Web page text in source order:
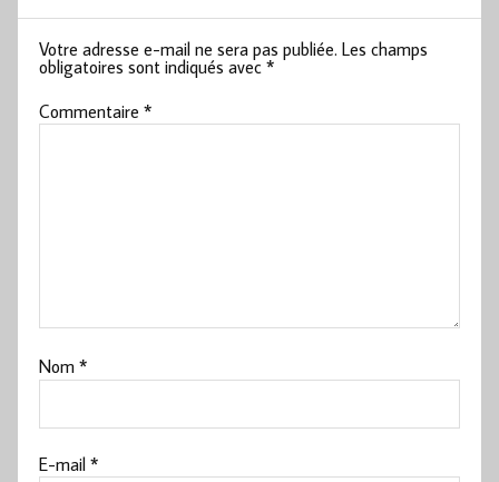
Votre adresse e-mail ne sera pas publiée. Les champs
obligatoires sont indiqués avec*
Commentaire*
Nom*
E-mail*